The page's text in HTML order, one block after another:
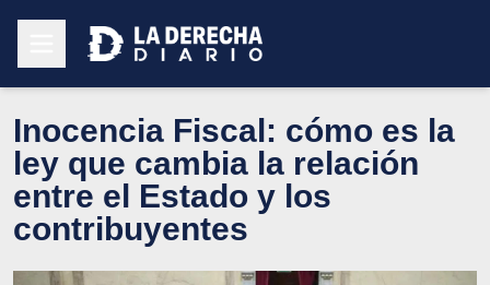
Inocencia Fiscal: cómo es la
ley que cambia la relación
entre el Estado y los
contribuyentes